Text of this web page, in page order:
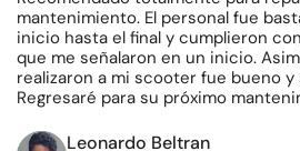
mantenimiento. El personal fue
inicio hasta el final y cumplieron
que me señalaron en un inicio.
realizaron a mi scooter fue bueno
Regresaré para su próximo
Leonardo Beltran